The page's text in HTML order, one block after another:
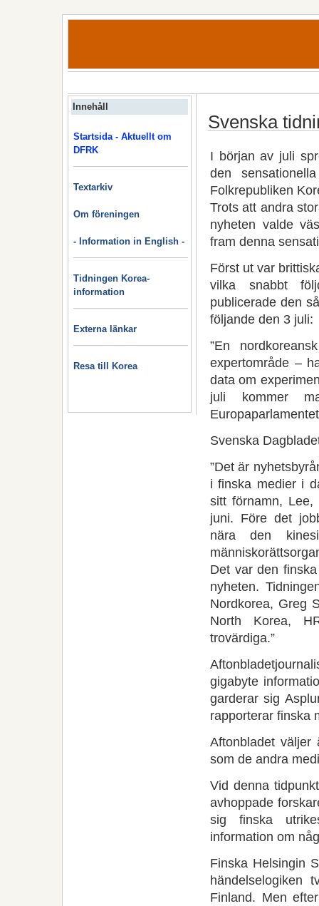
Innehåll
Startsida - Aktuellt om
DFRK
Textarkiv
Om föreningen
- Information in English -
Tidningen Korea-
information
Externa länkar
Resa till Korea
Svenska
I början av juli
den
Folkrepubliken
Trots att andra
nyheten valde
fram denna
Först ut var
vilka snabbt
publicerade den
följande den 3 juli:
”En
expertområde –
data om
juli kommer
Svenska
”Det är
i finska medier i
sitt förnamn,
juni. Före det
nära den
Det var den
nyheten.
Nordkorea, Greg
North Korea,
trovärdiga.”
gigabyte
garderar sig
rapporterar finska
Aftonbladet
som de andra
Vid denna
avhoppade
sig finska
information om
Finska Helsingin
händelselogiken
Finland. Men